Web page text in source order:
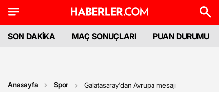
SON DAKİKA MAÇ SONUÇLARI PUAN DURUMU
Anasayfa Spor Galatasaray'dan Avrupa mesajı